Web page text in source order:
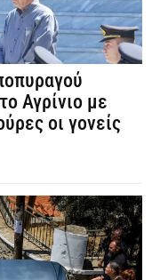
Αγρίνιο με
οι γονείς